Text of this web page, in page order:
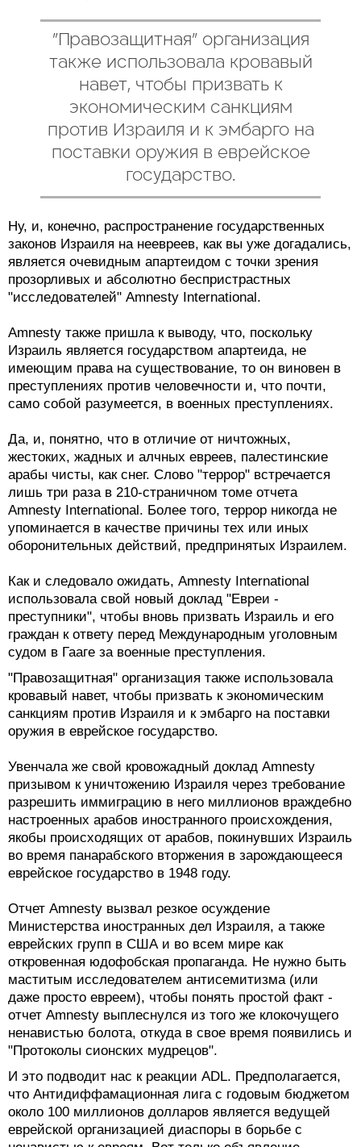
"Правозащитная" организация
также использовала кровавый
навет, чтобы призвать к
экономическим санкциям
против Израиля и к эмбарго на
поставки оружия в еврейское
государство.
Ну, и, конечно, распространение государственных
законов Израиля на неевреев, как вы уже догадались,
является очевидным апартеидом с точки зрения
прозорливых и абсолютно беспристрастных
"исследователей" Amnesty International.
Amnesty также пришла к выводу, что, поскольку
Израиль является государством апартеида, не
имеющим права на существование, то он виновен в
преступлениях против человечности и, что почти,
само собой разумеется, в военных преступлениях.
Да, и, понятно, что в отличие от ничтожных,
жестоких, жадных и алчных евреев, палестинские
арабы чисты, как снег. Слово "террор" встречается
лишь три раза в 210-страничном томе отчета
Amnesty International. Более того, террор никогда не
упоминается в качестве причины тех или иных
оборонительных действий, предпринятых Израилем.
Как и следовало ожидать, Amnesty International
использовала свой новый доклад "Евреи -
преступники", чтобы вновь призвать Израиль и его
граждан к ответу перед Международным уголовным
судом в Гааге за военные преступления.
"Правозащитная" организация также использовала
кровавый навет, чтобы призвать к экономическим
санкциям против Израиля и к эмбарго на поставки
оружия в еврейское государство.
Увенчала же свой кровожадный доклад Amnesty
призывом к уничтожению Израиля через требование
разрешить иммиграцию в него миллионов враждебно
настроенных арабов иностранного происхождения,
якобы происходящих от арабов, покинувших Израиль
во время панарабского вторжения в зарождающееся
еврейское государство в 1948 году.
Отчет Amnesty вызвал резкое осуждение
Министерства иностранных дел Израиля, а также
еврейских групп в США и во всем мире как
откровенная юдофобская пропаганда. Не нужно быть
маститым исследователем антисемитизма (или
даже просто евреем), чтобы понять простой факт -
отчет Amnesty выплеснулся из того же клокочущего
ненавистью болота, откуда в свое время появились и
"Протоколы сионских мудрецов".
И это подводит нас к реакции ADL. Предполагается,
что Антидиффамационная лига с годовым бюджетом
около 100 миллионов долларов является ведущей
еврейской организацией диаспоры в борьбе с